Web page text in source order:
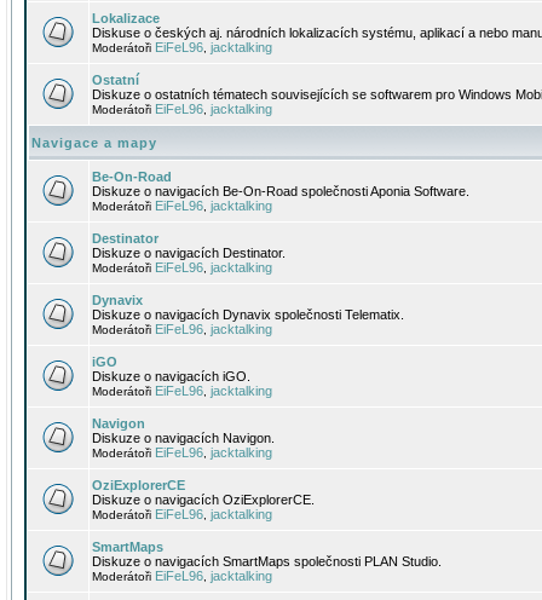
Lokalizace
Diskuse o českých aj. národních lokalizacích systému, aplikací a nebo
Moderátoři EiFeL96 jacktalking
Ostatní
Diskuze o ostatních tématech souvisejících se softwarem pro Windows
Moderátoři EiFeL96 jacktalking
Navigace a mapy
Be-On-Road
Diskuze o navigacích Be-On-Road společnosti Aponia Software.
Moderátoři EiFeL96 jacktalking
Destinator
Diskuze o navigacích Destinator.
Moderátoři EiFeL96 jacktalking
Dynavix
Diskuze o navigacích Dynavix společnosti Telematix.
Moderátoři EiFeL96 jacktalking
iGO
Diskuze o navigacích iGO.
Moderátoři EiFeL96 jacktalking
Navigon
Diskuze o navigacích Navigon.
Moderátoři EiFeL96 jacktalking
OziExplorerCE
Diskuze o navigacích OziExplorerCE.
Moderátoři EiFeL96 jacktalking
SmartMaps
Diskuze o navigacích SmartMaps společnosti PLAN Studio.
Moderátoři EiFeL96 jacktalking